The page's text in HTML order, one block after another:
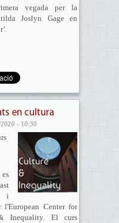
vegada per la
Joslyn Gage en
en cultura
- 10:30
i
l'European Center for
Inequality. El curs